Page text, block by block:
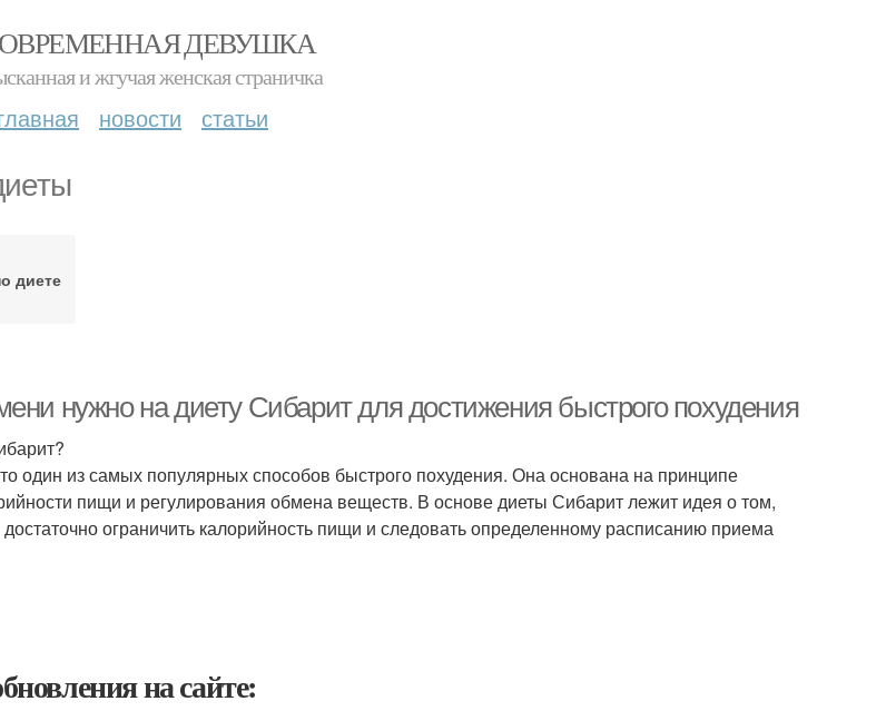
ДЕВУШКА
и жгучая женская страничка
новости статьи
диете
нужно на диету Сибарит для достижения быстрого похудения
один из самых популярных способов быстрого похудения. Она основана на принципе
пищи и регулирования обмена веществ. В основе диеты Сибарит лежит идея о том,
достаточно ограничить калорийность пищи и следовать определенному расписанию приема
на сайте: